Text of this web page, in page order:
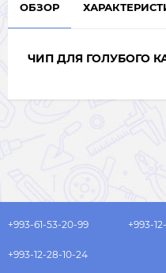
ОБЗОР
ЧИП ДЛЯ ГОЛУБОГО
+993-61-53-20-99 +993-
+993-12-28-10-24